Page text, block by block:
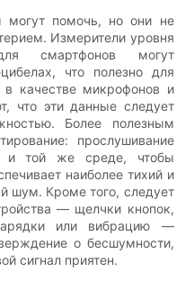
могут помочь, но они не
Измерители уровня
смартфонов могут
что полезно для
в качестве микрофонов и
что эти данные следует
Более полезным
прослушивание
и той же среде, чтобы
наиболее тихий и
шум. Кроме того, следует
— щелчки кнопок,
или вибрацию —
о бесшумности,
сигнал приятен.